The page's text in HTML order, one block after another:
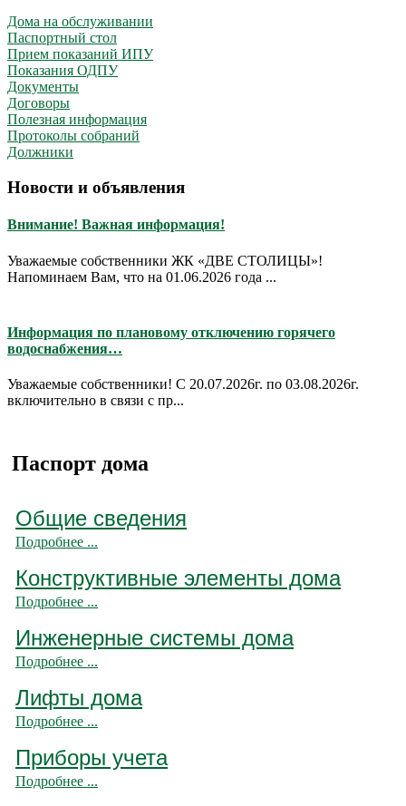
Дома на обслуживании
Паспортный стол
Прием показаний ИПУ
Показания ОДПУ
Документы
Договоры
Полезная информация
Протоколы собраний
Должники
Новости и объявления
Внимание! Важная информация!
Уважаемые собственники ЖК «ДВЕ СТОЛИЦЫ»!
Напоминаем Вам, что на 01.06.2026 года ...
Информация по плановому отключению горячего
водоснабжения…
Уважаемые собственники! С 20.07.2026г. по 03.08.2026г.
включительно в связи с пр...
Паспорт дома
Общие сведения
Подробнее ...
Конструктивные элементы дома
Подробнее ...
Инженерные системы дома
Подробнее ...
Лифты дома
Подробнее ...
Приборы учета
Подробнее ...